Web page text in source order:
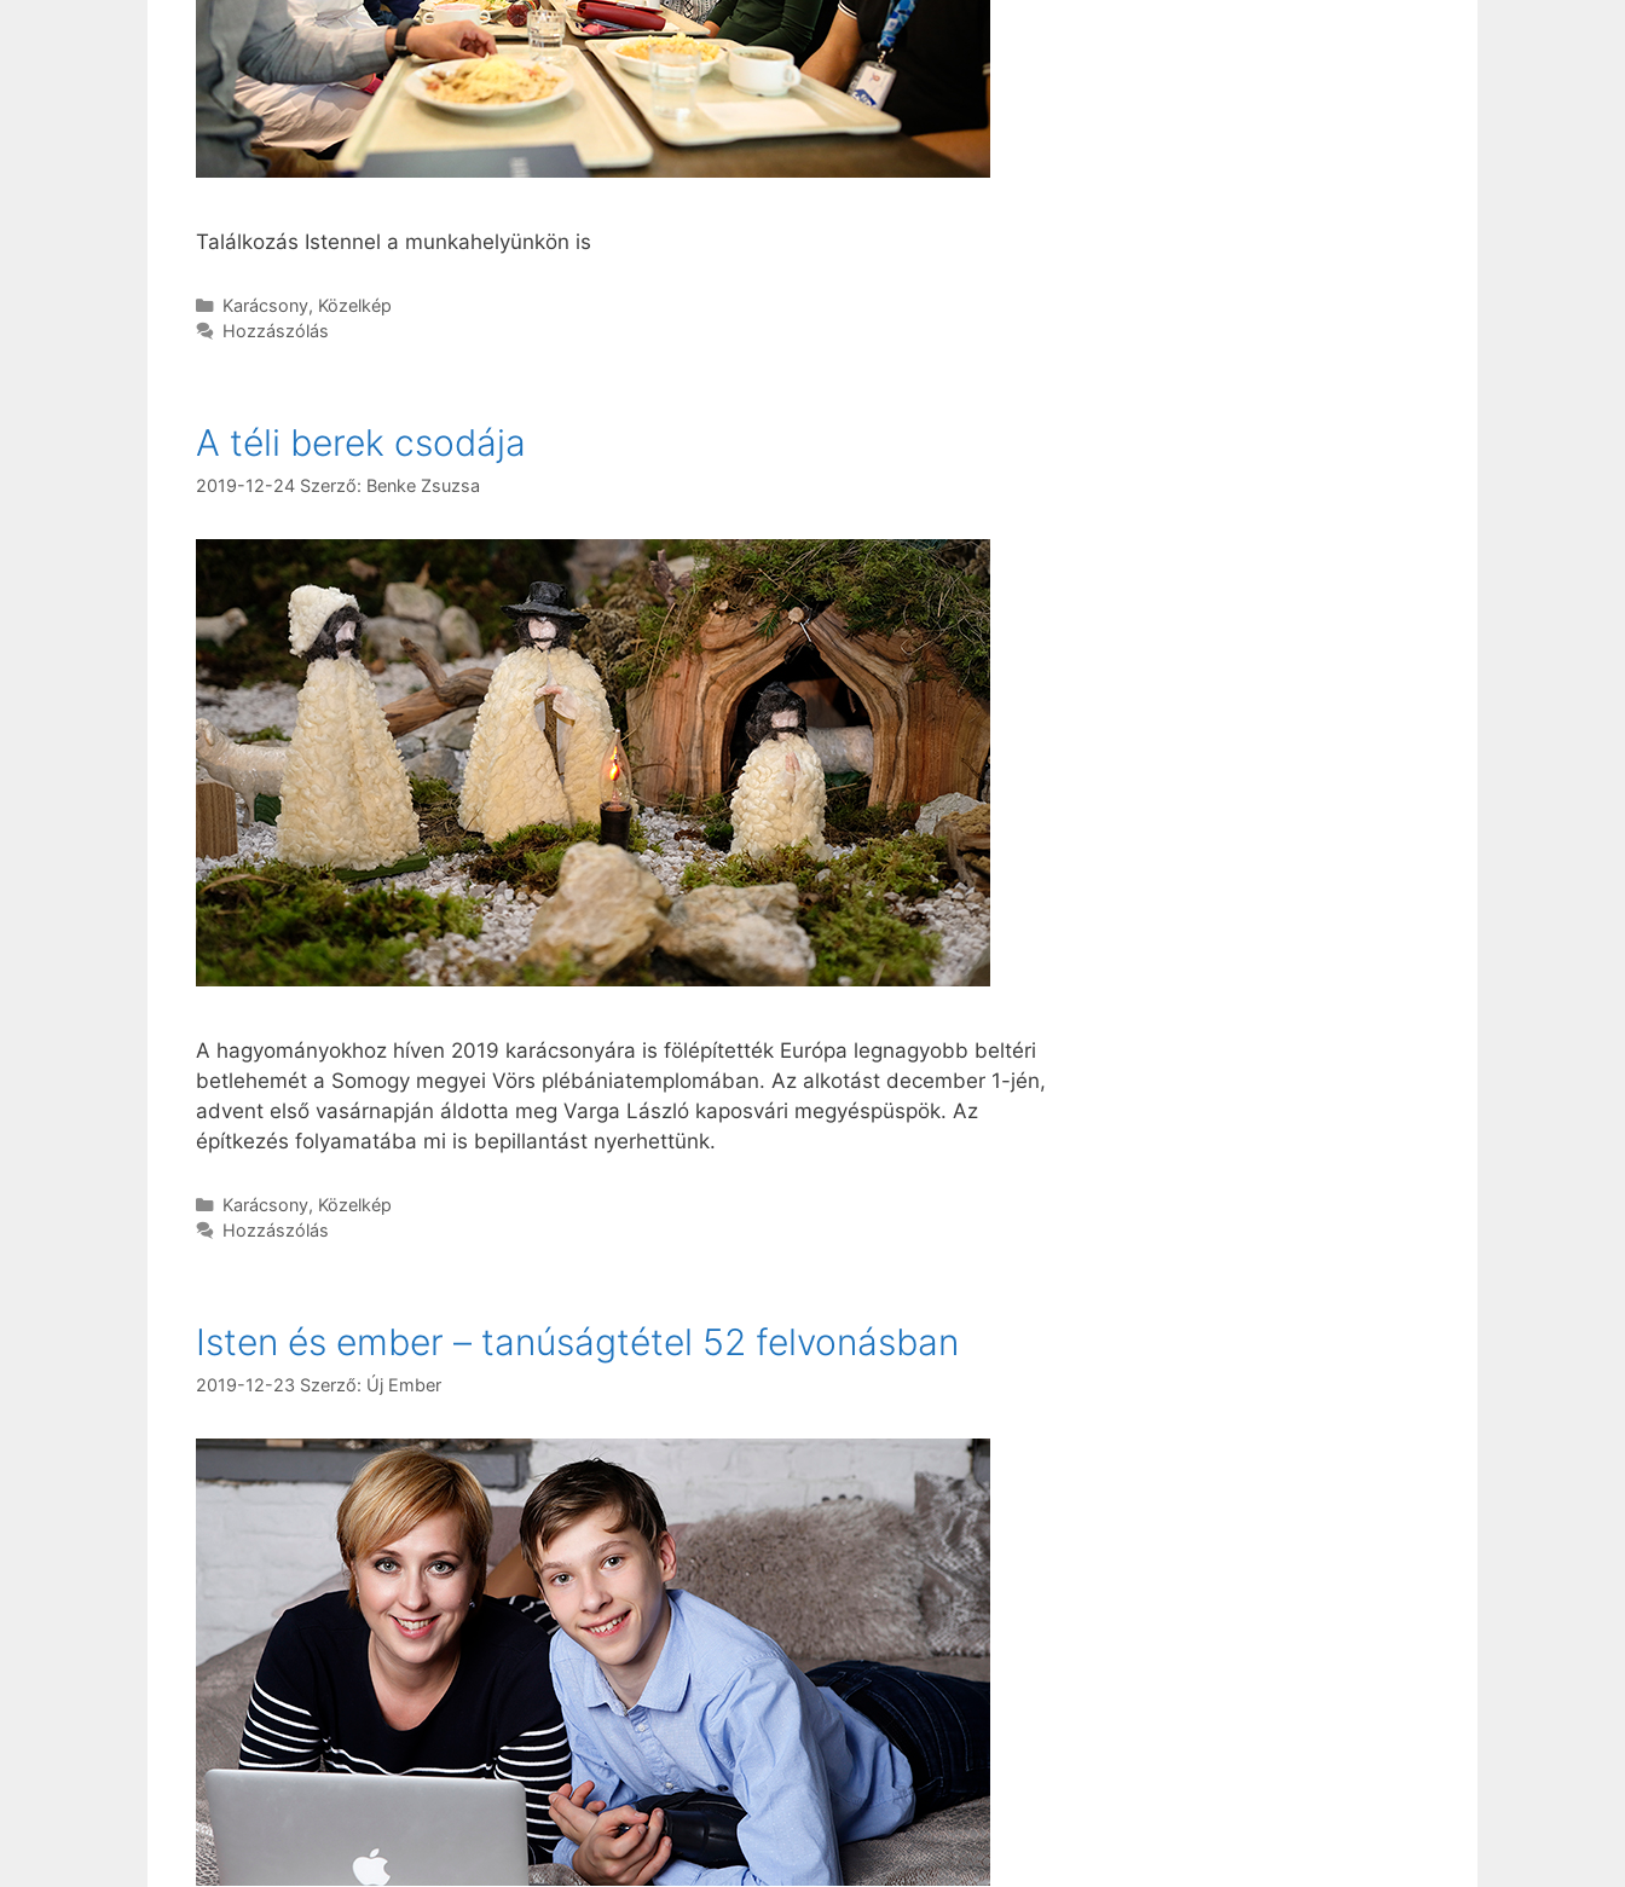
Találkozás Istennel a munkahelyünkön is
Kategória
Karácsony, Közelkép
Hozzászólás
A téli berek csodája
2019-12-24 Szerző: Benke Zsuzsa
A hagyományokhoz híven 2019 karácsonyára is fölépítették Európa legnagyobb beltéri
betlehemét a Somogy megyei Vörs plébániatemplomában. Az alkotást december 1-jén,
advent első vasárnapján áldotta meg Varga László kaposvári megyéspüspök. Az
építkezés folyamatába mi is bepillantást nyerhettünk.
Kategória
Karácsony, Közelkép
Hozzászólás
Isten és ember – tanúságtétel 52 felvonásban
2019-12-23 Szerző: Új Ember